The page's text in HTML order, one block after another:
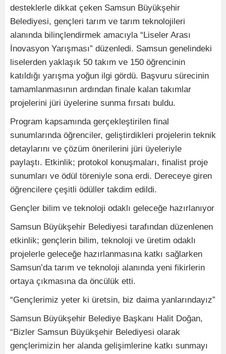
desteklerle dikkat çeken Samsun Büyükşehir
Belediyesi, gençleri tarım ve tarım teknolojileri
alanında bilinçlendirmek amacıyla “Liseler Arası
İnovasyon Yarışması” düzenledi. Samsun genelindeki
liselerden yaklaşık 50 takım ve 150 öğrencinin
katıldığı yarışma yoğun ilgi gördü. Başvuru sürecinin
tamamlanmasının ardından finale kalan takımlar
projelerini jüri üyelerine sunma fırsatı buldu.
Program kapsamında gerçekleştirilen final
sunumlarında öğrenciler, geliştirdikleri projelerin teknik
detaylarını ve çözüm önerilerini jüri üyeleriyle
paylaştı. Etkinlik; protokol konuşmaları, finalist proje
sunumları ve ödül töreniyle sona erdi. Dereceye giren
öğrencilere çeşitli ödüller takdim edildi.
Gençler bilim ve teknoloji odaklı geleceğe hazırlanıyor
Samsun Büyükşehir Belediyesi tarafından düzenlenen
etkinlik; gençlerin bilim, teknoloji ve üretim odaklı
projelerle geleceğe hazırlanmasına katkı sağlarken
Samsun’da tarım ve teknoloji alanında yeni fikirlerin
ortaya çıkmasına da öncülük etti.
“Gençlerimiz yeter ki üretsin, biz daima yanlarındayız”
Samsun Büyükşehir Belediye Başkanı Halit Doğan,
“Bizler Samsun Büyükşehir Belediyesi olarak
gençlerimizin her alanda gelişimlerine katkı sunmayı